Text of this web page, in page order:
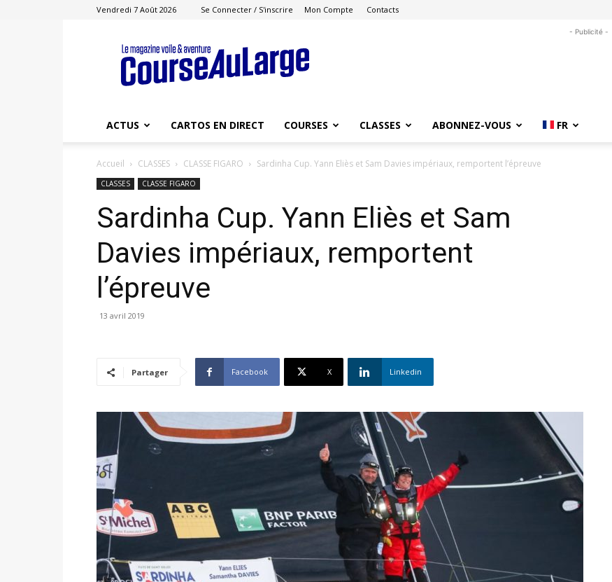
Vendredi 7 Août 2026 Se Connecter / S'inscrire Mon Compte Contacts
Course
au
Large
- Publicité -
ACTUS CARTOS EN DIRECT COURSES CLASSES ABONNEZ-VOUS FR
Accueil CLASSES CLASSE FIGARO Sardinha Cup. Yann Eliès et Sam Davies impériaux, remportent l’épreuve
CLASSES CLASSE FIGARO
Sardinha Cup. Yann Eliès et Sam
Davies impériaux, remportent
l’épreuve
13 avril 2019
Partager Facebook X Linkedin